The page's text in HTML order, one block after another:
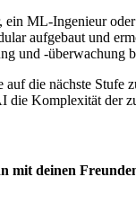
ein ML-Ingenieur
aufgebaut und
und -überwachung
die nächste
die Komplexität der
mit deinen